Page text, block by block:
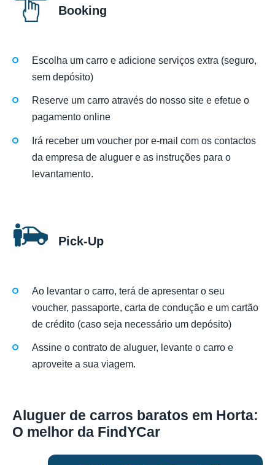
Booking
Escolha um carro e adicione serviços extra (seguro,
sem depósito)
Reserve um carro através do nosso site e efetue o
pagamento online
Irá receber um voucher por e-mail com os contactos
da empresa de aluguer e as instruções para o
levantamento.
Pick-Up
Ao levantar o carro, terá de apresentar o seu
voucher, passaporte, carta de condução e um cartão
de crédito (caso seja necessário um depósito)
Assine o contrato de aluguer, levante o carro e
aproveite a sua viagem.
Aluguer de carros baratos em Horta:
O melhor da FindYCar